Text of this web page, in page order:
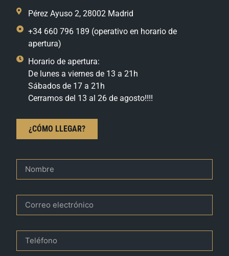
Pérez Ayuso 2, 28002 Madrid
+34 660 796 189 (operativo en horario de
apertura)
Horario de apertura:
De lunes a viernes de 13 a 21h
Sábados de 17 a 21h
Cerramos del 13 al 26 de agosto!!!!
¿CÓMO LLEGAR?